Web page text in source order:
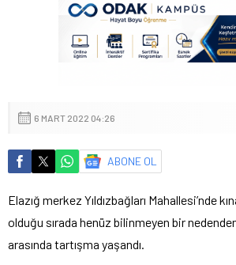
6 MART 2022 04:26
ABONE OL
Elazığ merkez Yıldızbağları Mahallesi’nde
olduğu sırada henüz bilinmeyen bir
arasında tartışma yaşandı.